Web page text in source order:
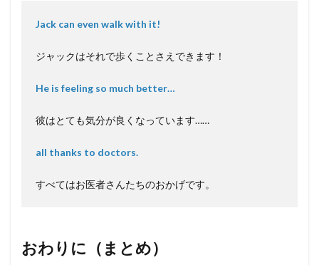
Jack can even walk with it!
ジャックはそれで歩くことさえできます！
He is feeling so much better…
彼はとても気分が良くなっています……
all thanks to doctors.
すべてはお医者さんたちのおかげです。
おわりに（まとめ）